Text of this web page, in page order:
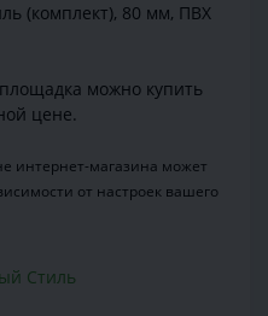
(комплект), 80 мм, ПВХ
можно купить
цене.
интернет-магазина может
от настроек вашего
Стиль